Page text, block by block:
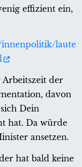
effizient ein,
innenpolitik/laute
der
davon
Dein
hat. Da würde
ansetzen.
hat bald keine